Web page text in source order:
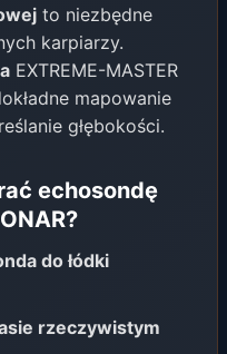
to niezbędne
karpiarzy.
EXTREME-MASTER
mapowanie
głębokości.
echosondę
do łódki
rzeczywistym